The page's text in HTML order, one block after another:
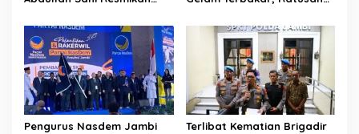
Digitalisasi Pendidikan
Jambi
Water Bombing Dikerahkan
Lakukan Pemadaman
Pengurus Nasdem Jambi
Terlibat Kematian Brigadir